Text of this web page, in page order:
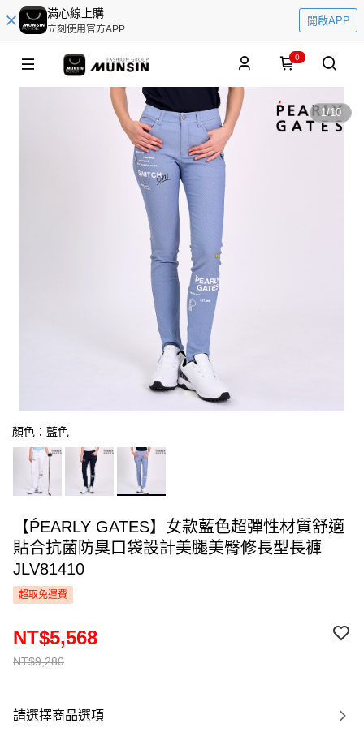
滿心線上購
立刻使用官方APP
開啟APP
0
1/10
顏色：藍色
【ṔEARLY GATES】女款藍色超彈性材質舒適
貼合抗菌防臭口袋設計美腿美臀修長型長褲
JLV81410
超取免運費
NT$9,280
NT$5,568
請選擇商品選項